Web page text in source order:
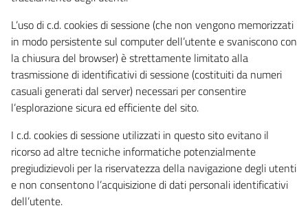
L’uso di c.d. cookies di sessione (che non vengono memorizzati
in modo persistente sul computer dell’utente e svaniscono con
la chiusura del browser) è strettamente limitato alla
trasmissione di identificativi di sessione (costituiti da numeri
casuali generati dal server) necessari per consentire
l’esplorazione sicura ed efficiente del sito.
I c.d. cookies di sessione utilizzati in questo sito evitano il
ricorso ad altre tecniche informatiche potenzialmente
pregiudizievoli per la riservatezza della navigazione degli utenti
e non consentono l’acquisizione di dati personali identificativi
dell’utente.